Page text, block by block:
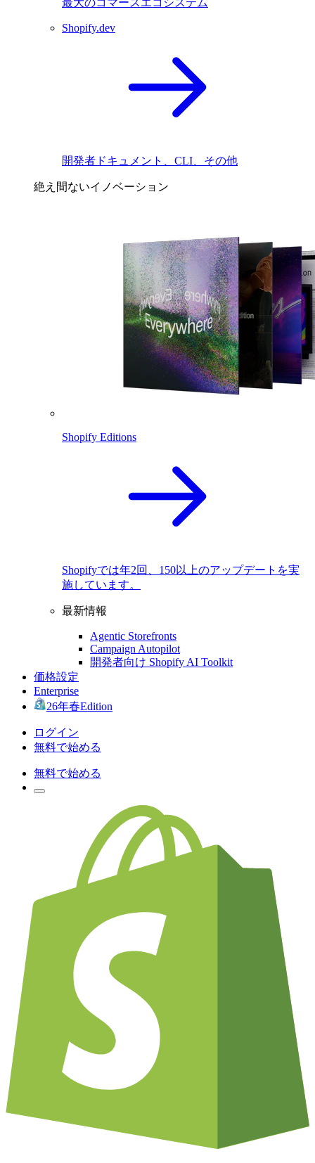
最大のコマースエコシステム
Shopify.dev
開発者ドキュメント、CLI、その他
絶え間ないイノベーション
Shopify Editions
Shopifyでは年2回、150以上のアップデートを実
施しています。
最新情報
Agentic Storefronts
Campaign Autopilot
開発者向け Shopify AI Toolkit
価格設定
Enterprise
26年春Edition
ログイン
無料で始める
無料で始める